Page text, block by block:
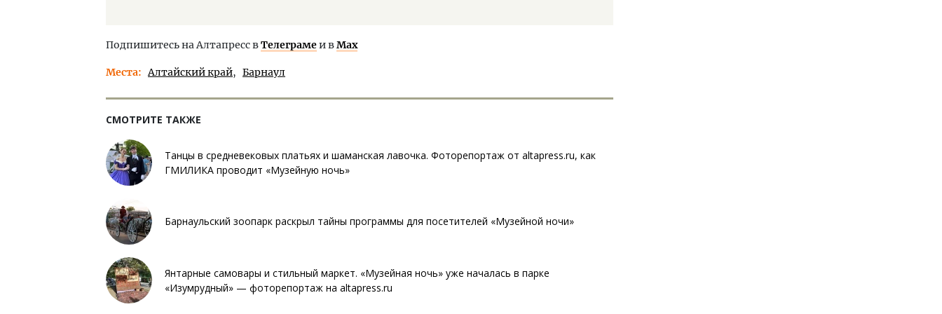
Подпишитесь на Алтапресс вТелеграмеи вMax
Места Алтайский край Барнаул
СМОТРИТЕ ТАКЖЕ
Танцы в средневековых платьях и шаманская лавочка. Фоторепортаж от altapress.ru, как
ГМИЛИКА проводит «Музейную ночь»
Барнаульский зоопарк раскрыл тайны программы для посетителей «Музейной ночи»
Янтарные самовары и стильный маркет. «Музейная ночь» уже началась в парке
«Изумрудный» — фоторепортаж на altapress.ru